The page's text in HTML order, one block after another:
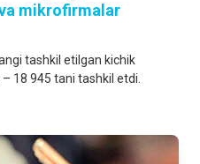
mikrofirmalar
tashkil etilgan kichik
18 945 tani tashkil etdi.